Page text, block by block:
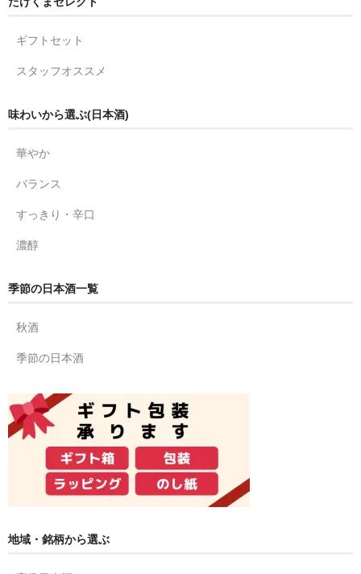
ギフトセット
スタッフオススメ
味わいから選ぶ(日本酒)
華やか
バランス
すっきり・辛口
濃醇
季節の日本酒一覧
秋酒
季節の日本酒
地域・銘柄から選ぶ